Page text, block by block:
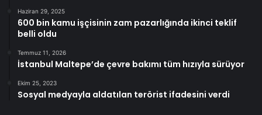
Haziran 29, 2025
600 bin kamu işçisinin zam pazarlığında ikinci teklif
belli oldu
Temmuz 11, 2026
İstanbul Maltepe’de çevre bakımı tüm hızıyla sürüyor
Ekim 25, 2023
Sosyal medyayla aldatılan terörist ifadesini verdi